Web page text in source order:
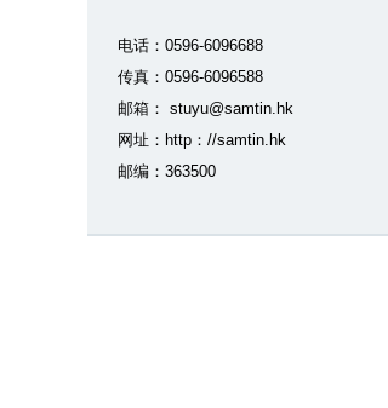
电话：0596-6096688
传真：0596-6096588
邮箱： stuyu@samtin.hk
网址：http：//samtin.hk
邮编：363500